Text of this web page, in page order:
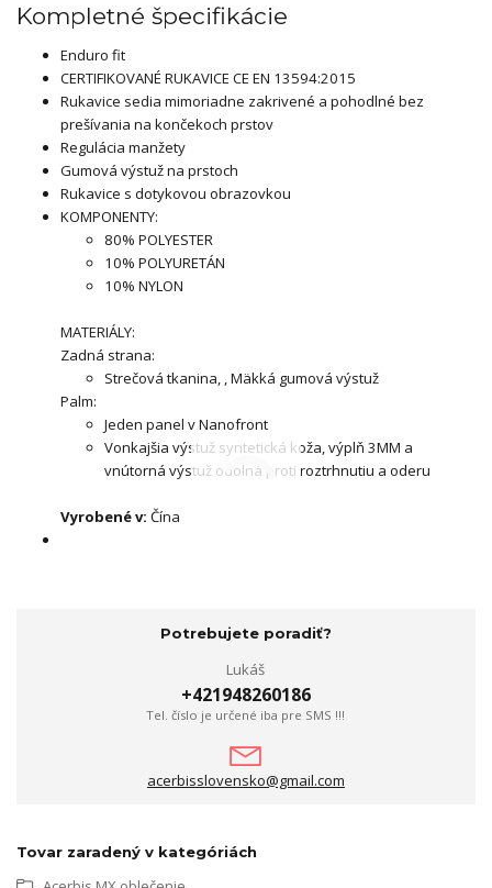
Kompletné špecifikácie
Enduro fit
CERTIFIKOVANÉ RUKAVICE CE EN 13594:2015
Rukavice sedia mimoriadne zakrivené a pohodlné bez
prešívania na končekoch prstov
Regulácia manžety
Gumová výstuž na prstoch
Rukavice s dotykovou obrazovkou
KOMPONENTY:
80% POLYESTER
10% POLYURETÁN
10% NYLON
MATERIÁLY:
Zadná strana:
Strečová tkanina, , Mäkká gumová výstuž
Palm:
Jeden panel v Nanofront
Vonkajšia výstuž syntetická koža, výplň 3MM a
vnútorná výstuž odolná proti roztrhnutiu a oderu
Vyrobené v: Čína
Potrebujete poradiť?
Lukáš
+421948260186
Tel. číslo je určené iba pre SMS !!!
acerbisslovensko@gmail.com
Tovar zaradený v kategóriách